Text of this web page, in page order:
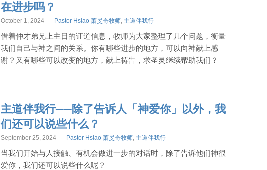
在进步吗？
October 1, 2024 - Pastor Hsiao 萧旻奇牧师 主道伴我行
借着仲才弟兄上主日的证道信息，牧师为大家整理了几个问题，衡量
我们自己与神之间的关系。你有哪些进步的地方，可以向神献上感
谢？又有哪些可以改变的地方，献上祷告，求圣灵继续帮助我们？
主道伴我行──除了告诉人「神爱你」以外，我
们还可以说些什么？
September 25, 2024 - Pastor Hsiao 萧旻奇牧师 主道伴我行
当我们开始与人接触、有机会做进一步的对话时，除了告诉他们神很
爱你，我们还可以说些什么呢？